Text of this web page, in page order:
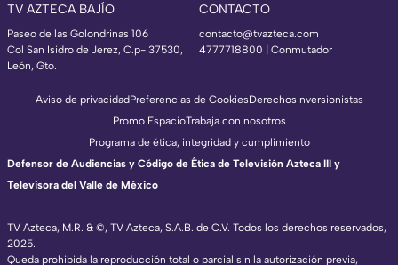
TV AZTECA BAJÍO
Paseo de las Golondrinas 106
Col San Isidro de Jerez, C.p- 37530,
León, Gto.
CONTACTO
contacto@tvazteca.com
4777718800 | Conmutador
TV Azteca, M.R. & ©, TV Azteca, S.A.B. de C.V. Todos los derechos reservados,
2025.
Queda prohibida la reproducción total o parcial sin la autorización previa,
Aviso de privacidadPreferencias de CookiesDerechosInversionistas
Promo EspacioTrabaja con nosotros
Programa de ética, integridad y cumplimiento
Defensor de Audiencias y Código de Ética de Televisión Azteca III y
Televisora del Valle de México